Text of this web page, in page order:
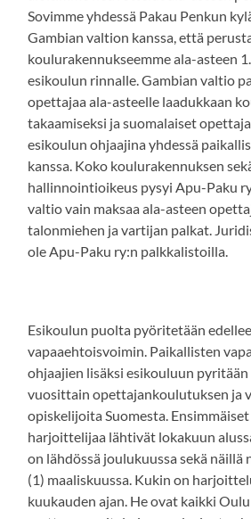
Sovimme yhdessä Pakau Penkun
Gambian valtion kanssa, että
koulurakennukseemme ala-asteen
esikoulun rinnalle. Gambian valtio
opettajaa ala-asteelle laadukkaan
takaamiseksi ja suomalaiset
esikoulun ohjaajina yhdessä
kanssa. Koko koulurakennuksen
hallinnointioikeus pysyi Apu-Paku
valtio vain maksaa ala-asteen
talonmiehen ja vartijan palkat.
ole Apu-Paku ry:n palkkalistoilla.
Esikoulun puolta pyöritetään
vapaaehtoisvoimin. Paikallisten
ohjaajien lisäksi esikouluun
vuosittain opettajankoulutuksen ja
opiskelijoita Suomesta. Ensimmäiset
harjoittelijaa lähtivät lokakuun
on lähdössä joulukuussa sekä näillä
(1) maaliskuussa. Kukin on
kuukauden ajan. He ovat kaikki